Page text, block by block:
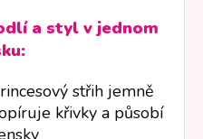
a styl v jednom
střih jemně
křivky a působí